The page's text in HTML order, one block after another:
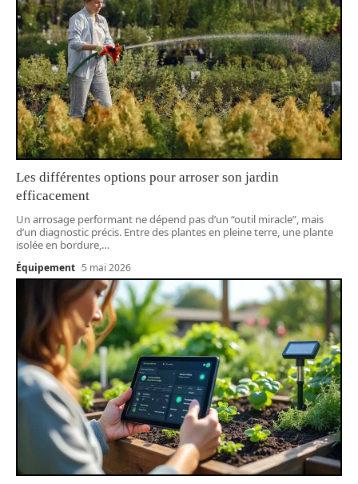
Les différentes options pour arroser son jardin
efficacement
Un arrosage performant ne dépend pas d’un “outil miracle”, mais
d’un diagnostic précis. Entre des plantes en pleine terre, une plante
isolée en bordure,…
Équipement 5 mai 2026